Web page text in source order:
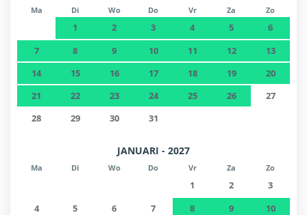
Ma Di Wo Do Vr Za Zo
1 2 3 4 5
6
7
8 9 10 11 12
13
14
15 16 17 18 19
20
21
22 23 24 25 26
27
28
29 30 31
JANUARI - 2027
Ma Di Wo Do Vr Za Zo
1 2
3
4
5 6 7 8 9
10